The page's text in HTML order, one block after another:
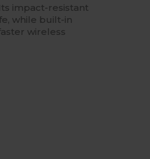
impact-resistant
while built-in
wireless